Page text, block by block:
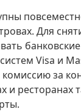
Для
Visa и
комиссию за
и ресторанах